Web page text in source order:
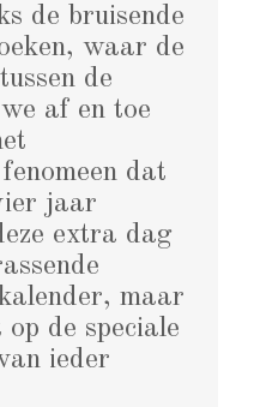
de bruisende
waar de
de
af en toe
dat
jaar
extra dag
maar
de speciale
ieder